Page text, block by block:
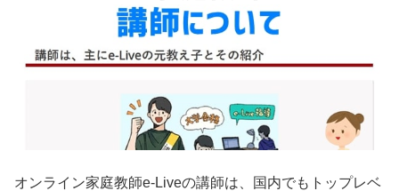
オンライン家庭教師e-Liveの講師は、国内でもトップレベ